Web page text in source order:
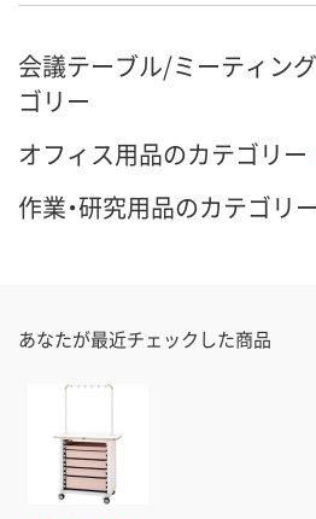
会議テーブル/ミーティン
ゴリー
オフィス用品のカテゴリー
作業・研究用品のカテゴリー
あなたが最近チェックした商品